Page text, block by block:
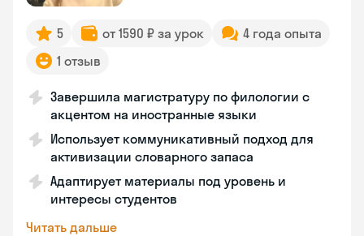
5 от 1590 ₽ за урок
4 года опыта
1 отзыв
Завершила магистратуру по филологии с
акцентом на иностранные языки
Использует коммуникативный подход для
активизации словарного запаса
Адаптирует материалы под уровень и
интересы студентов
Читать дальше